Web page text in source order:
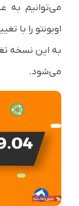
می‌توانیم به
اوبونتو را با
به این نسخه
می‌شود.